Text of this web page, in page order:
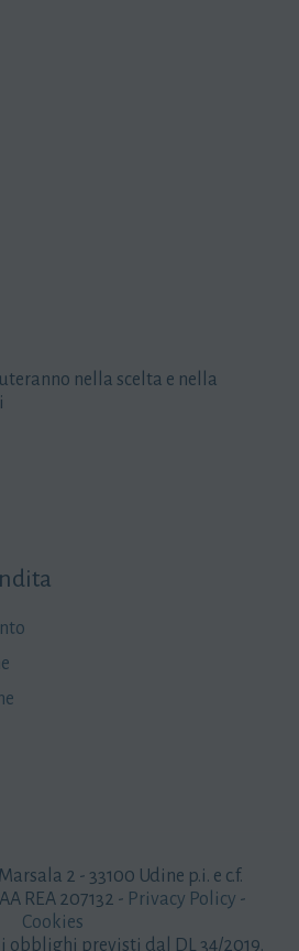
nella scelta e nella
2 - 33100 Udine p.i. e c.f.
REA 207132 - Privacy Policy -
Cookies
obblighi previsti dal DL 34/2019.